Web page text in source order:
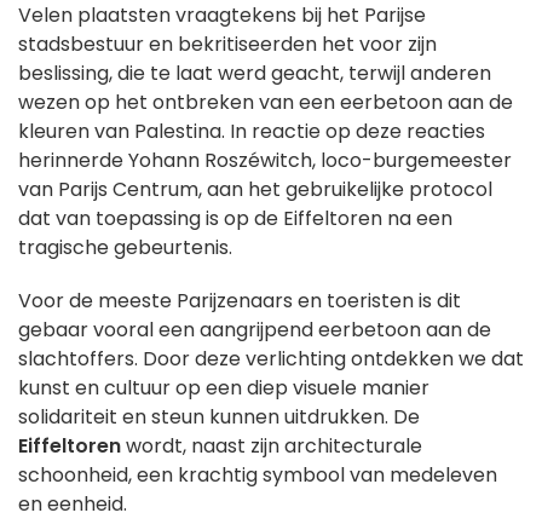
Velen plaatsten vraagtekens bij het Parijse
stadsbestuur en bekritiseerden het voor zijn
beslissing, die te laat werd geacht, terwijl anderen
wezen op het ontbreken van een eerbetoon aan de
kleuren van Palestina. In reactie op deze reacties
herinnerde Yohann Roszéwitch, loco-burgemeester
van Parijs Centrum, aan het gebruikelijke protocol
dat van toepassing is op de Eiffeltoren na een
tragische gebeurtenis.
Voor de meeste Parijzenaars en toeristen is dit
gebaar vooral een aangrijpend eerbetoon aan de
slachtoffers. Door deze verlichting ontdekken we dat
kunst en cultuur op een diep visuele manier
solidariteit en steun kunnen uitdrukken. De
Eiffeltorenwordt, naast zijn architecturale
schoonheid, een krachtig symbool van medeleven
en eenheid.